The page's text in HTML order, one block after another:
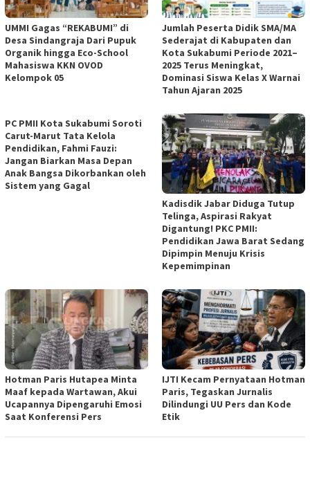
UMMI Gagas “REKABUMI” di
Desa Sindangraja Dari Pupuk
Organik hingga Eco-School
Mahasiswa KKN OVOD
Kelompok 05
Jumlah Peserta Didik SMA/MA
Sederajat di Kabupaten dan
Kota Sukabumi Periode 2021–
2025 Terus Meningkat,
Dominasi Siswa Kelas X Warnai
Tahun Ajaran 2025
PC PMII Kota Sukabumi Soroti
Carut-Marut Tata Kelola
Pendidikan, Fahmi Fauzi:
Jangan Biarkan Masa Depan
Anak Bangsa Dikorbankan oleh
Sistem yang Gagal
Kadisdik Jabar Diduga Tutup
Telinga, Aspirasi Rakyat
Digantung! PKC PMII:
Pendidikan Jawa Barat Sedang
Dipimpin Menuju Krisis
Kepemimpinan
Hotman Paris Hutapea Minta
Maaf kepada Wartawan, Akui
Ucapannya Dipengaruhi Emosi
Saat Konferensi Pers
IJTI Kecam Pernyataan Hotman
Paris, Tegaskan Jurnalis
Dilindungi UU Pers dan Kode
Etik